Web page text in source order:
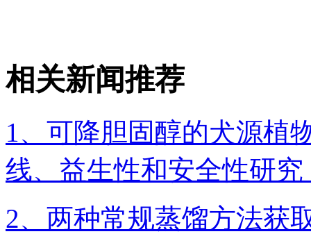
相关新闻推荐
1、可降胆固醇的犬源植
线、益生性和安全性研究
2、两种常规蒸馏方法获